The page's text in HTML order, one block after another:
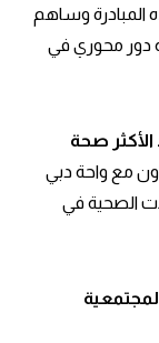
المبادرة وساهم
دور محوري في
الأكثر صحة
مع واحة دبي
الصحية في